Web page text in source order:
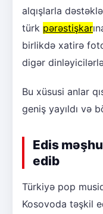
alqışlarla
türk pərəstişkar
birlikdə xatirə
digər
Bu xüsusi anlar
geniş yayıldı və
Edis
edib
Türkiyə pop
Kosovoda təşkil